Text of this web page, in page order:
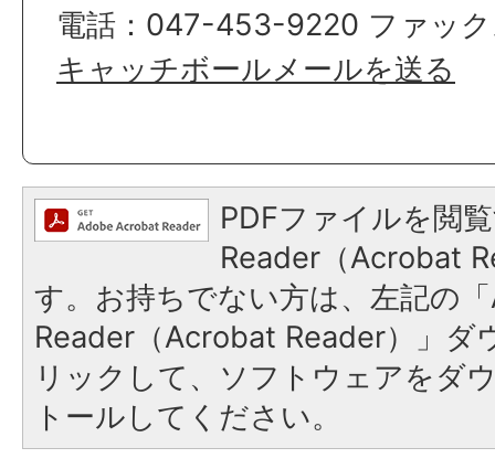
電話：047-453-9220 ファッ
キャッチボールメールを送る
PDFファイルを閲
Reader（Acrobat
す。お持ちでない方は、左記の
Reader（Acrobat Reader）」ダ
リックして、ソフトウェアをダ
トールしてください。